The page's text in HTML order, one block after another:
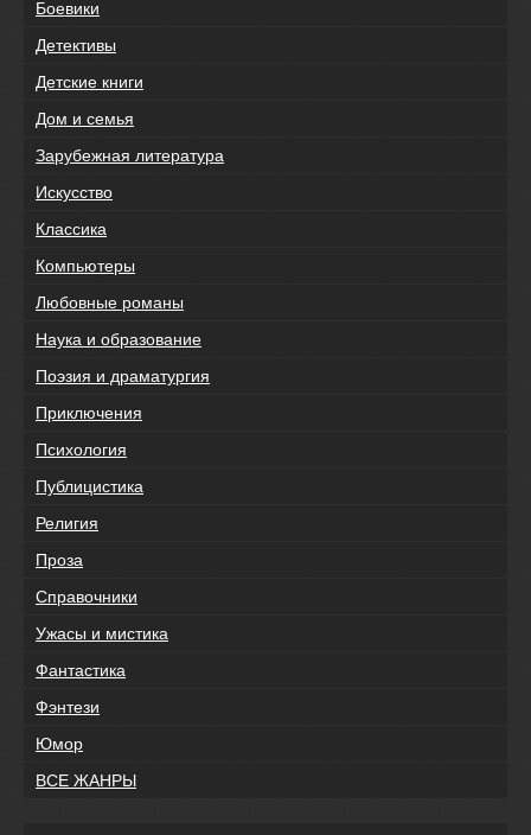
Боевики
Детективы
Детские книги
Дом и семья
Зарубежная литература
Искусство
Классика
Компьютеры
Любовные романы
Наука и образование
Поэзия и драматургия
Приключения
Психология
Публицистика
Религия
Проза
Справочники
Ужасы и мистика
Фантастика
Фэнтези
Юмор
ВСЕ ЖАНРЫ